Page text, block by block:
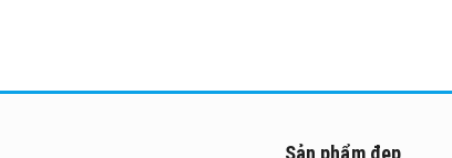
Sản phẩm đẹp